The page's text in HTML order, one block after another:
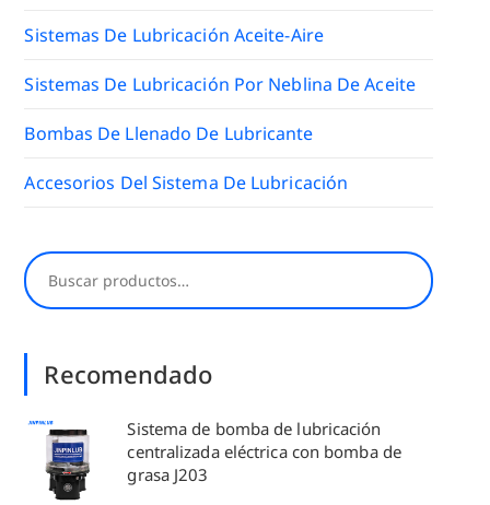
Sistemas De Lubricación Aceite-Aire
Sistemas De Lubricación Por Neblina De Aceite
Bombas De Llenado De Lubricante
Accesorios Del Sistema De Lubricación
Buscar
Recomendado
Sistema de bomba de lubricación
centralizada eléctrica con bomba de
grasa J203